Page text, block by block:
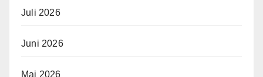
Juli 2026
Juni 2026
Mai 2026